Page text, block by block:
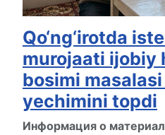
Qo‘ng‘irotda
murojaati ijobiy
bosimi
yechimini topdi
Информация о